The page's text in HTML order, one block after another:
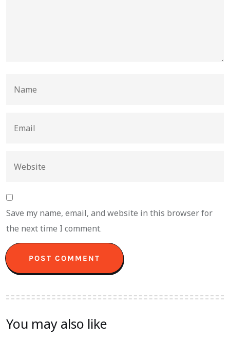
Save my name, email, and website in this browser for
the next time I comment.
You may also like